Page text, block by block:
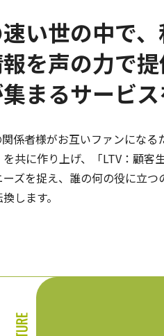
い世の中で、
を声の力で提
まるサービス
係者様がお互いファンにな
共に作り上げ、「LTV：顧客
ズを捉え、誰の何の役に立
します。